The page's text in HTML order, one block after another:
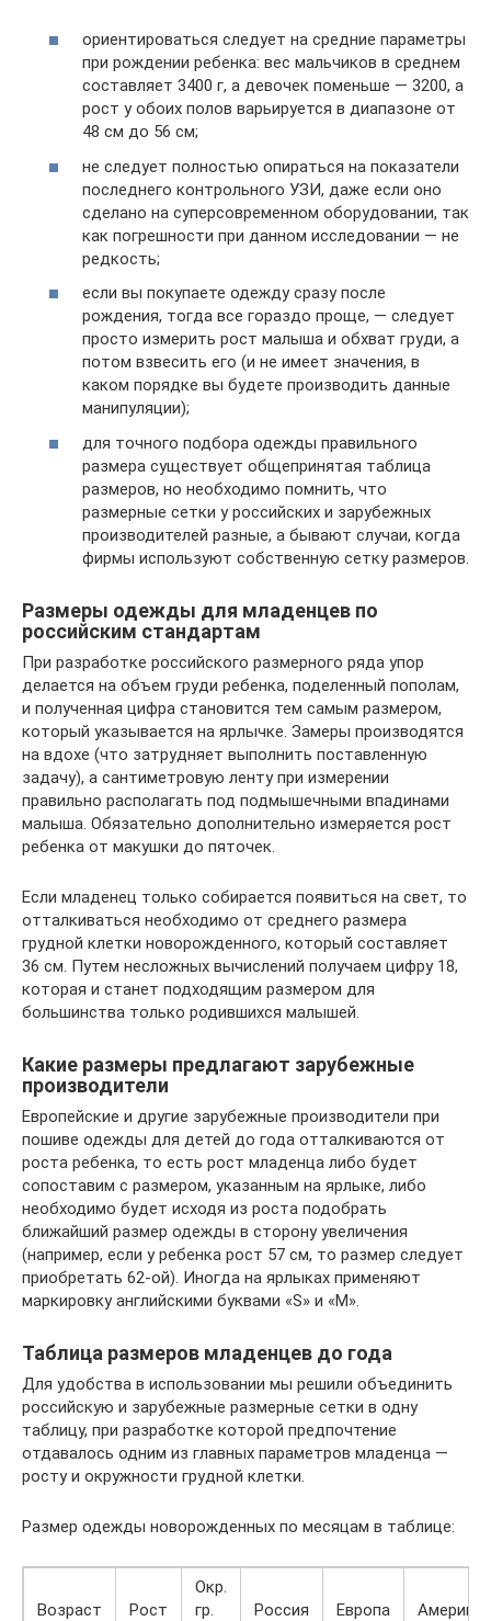
ориентироваться следует на средние параметры
при рождении ребенка: вес мальчиков в среднем
составляет 3400 г, а девочек поменьше — 3200, а
рост у обоих полов варьируется в диапазоне от
48 см до 56 см;
не следует полностью опираться на показатели
последнего контрольного УЗИ, даже если оно
сделано на суперсовременном оборудовании, так
как погрешности при данном исследовании — не
редкость;
если вы покупаете одежду сразу после
рождения, тогда все гораздо проще, — следует
просто измерить рост малыша и обхват груди, а
потом взвесить его (и не имеет значения, в
каком порядке вы будете производить данные
манипуляции);
для точного подбора одежды правильного
размера существует общепринятая таблица
размеров, но необходимо помнить, что
размерные сетки у российских и зарубежных
производителей разные, а бывают случаи, когда
фирмы используют собственную сетку размеров.
Размеры одежды для младенцев по
российским стандартам
При разработке российского размерного ряда упор
делается на объем груди ребенка, поделенный пополам,
и полученная цифра становится тем самым размером,
который указывается на ярлычке. Замеры производятся
на вдохе (что затрудняет выполнить поставленную
задачу), а сантиметровую ленту при измерении
правильно располагать под подмышечными впадинами
малыша. Обязательно дополнительно измеряется рост
ребенка от макушки до пяточек.
Если младенец только собирается появиться на свет, то
отталкиваться необходимо от среднего размера
грудной клетки новорожденного, который составляет
36 см. Путем несложных вычислений получаем цифру 18,
которая и станет подходящим размером для
большинства только родившихся малышей.
Какие размеры предлагают зарубежные
производители
Европейские и другие зарубежные производители при
пошиве одежды для детей до года отталкиваются от
роста ребенка, то есть рост младенца либо будет
сопоставим с размером, указанным на ярлыке, либо
необходимо будет исходя из роста подобрать
ближайший размер одежды в сторону увеличения
(например, если у ребенка рост 57 см, то размер следует
приобретать 62-ой). Иногда на ярлыках применяют
маркировку английскими буквами «S» и «M».
Таблица размеров младенцев до года
Для удобства в использовании мы решили объединить
российскую и зарубежные размерные сетки в одну
таблицу, при разработке которой предпочтение
отдавалось одним из главных параметров младенца —
росту и окружности грудной клетки.
Размер одежды новорожденных по месяцам в таблице:
Возраст Рост
Окр.
гр.
Россия Европа Америка